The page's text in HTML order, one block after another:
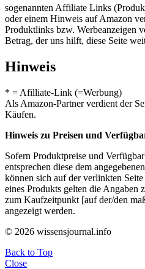
sogenannten Affiliate Links
oder einem Hinweis auf Amazon
Produktlinks bzw. Werbeanzeigen
Betrag, der uns hilft, diese Seite
Hinweis
* = Afilliate-Link (=Werbung)
Als Amazon-Partner verdient der
Käufen.
Hinweis zu Preisen und
Sofern Produktpreise und
entsprechen diese dem
können sich auf der verlinkten
eines Produkts gelten die Angaben
zum Kaufzeitpunkt [auf der/den
angezeigt werden.
© 2026 wissensjournal.info
Back to Top
Close